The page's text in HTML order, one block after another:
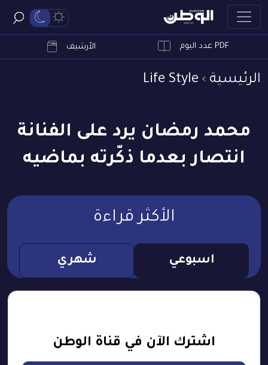
PDF عدد اليوم الأرشيف
الرئيسية Life Style
محمد رمضان يرد على الفنانة
انتصار بعدما ذكّرته بماضيه
الأكثر قراءة
اسبوعي شهري
اشترك الآن في قناة الوطن